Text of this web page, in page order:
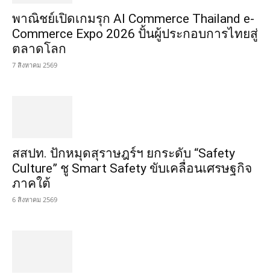
พาณิชย์เปิดเกมรุก AI Commerce Thailand e-
Commerce Expo 2026 ปั้นผู้ประกอบการไทยสู่
ตลาดโลก
7 สิงหาคม 2569
สสปท. ปักหมุดสุราษฎร์ฯ ยกระดับ “Safety
Culture” ชู Smart Safety ขับเคลื่อนเศรษฐกิจ
ภาคใต้
6 สิงหาคม 2569